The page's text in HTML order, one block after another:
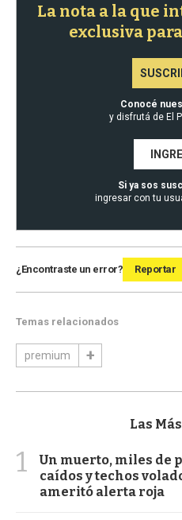
La nota a la que
exclusiva
Conocé
y disfrutá de El
Si ya sos
ingresar con tu
¿Encontraste un error? Reportar
Temas relacionados
premium
Las
1
Un muerto, miles de
caídos y techos
ameritó alerta roja